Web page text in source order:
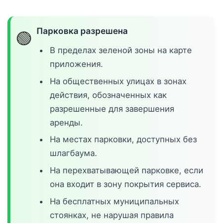
🟢 Парковка разрешена
В пределах зеленой зоны на карте
приложения.
На общественных улицах в зонах
действия, обозначенных как
разрешенные для завершения
аренды.
На местах парковки, доступных без
шлагбаума.
На перехватывающей парковке, если
она входит в зону покрытия сервиса.
На бесплатных муниципальных
стоянках, не нарушая правила